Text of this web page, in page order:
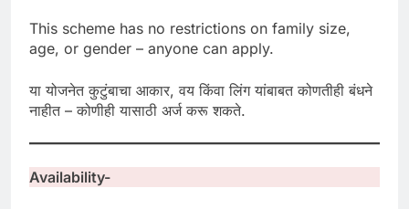
This scheme has no restrictions on family size,
age, or gender – anyone can apply.
या योजनेत कुटुंबाचा आकार, वय किंवा लिंग यांबाबत कोणतीही बंधने
नाहीत – कोणीही यासाठी अर्ज करू शकते.
Availability-